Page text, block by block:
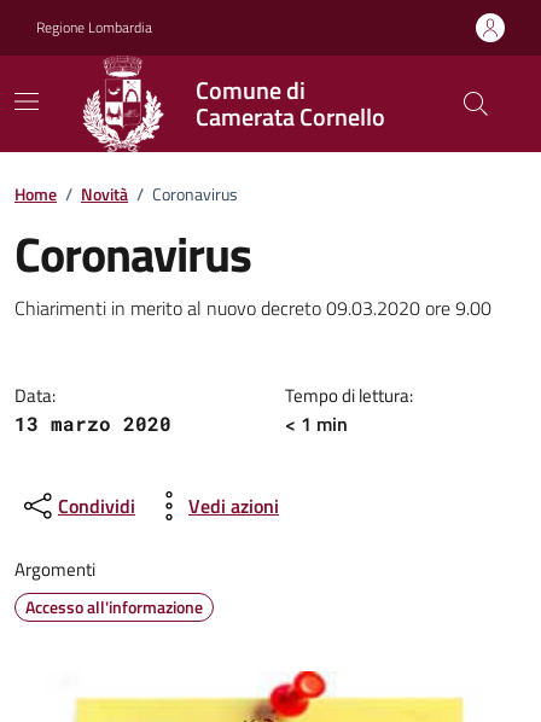
Regione Lombardia
Comune di
Camerata Cornello
Home / Novità / Coronavirus
Coronavirus
Dettagli della notizia
Chiarimenti in merito al nuovo decreto 09.03.2020 ore 9.00
Data:
13 marzo 2020
Tempo di lettura:
< 1 min
Condividi Vedi azioni
Argomenti
Accesso all'informazione